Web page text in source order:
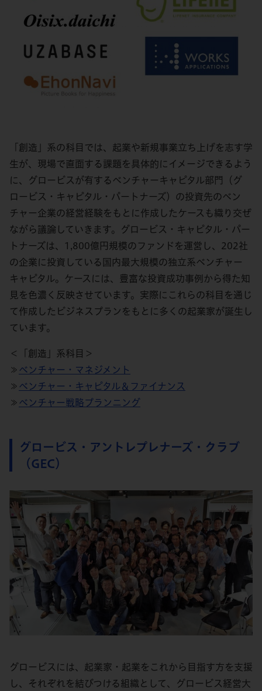
「創造」系の科目では、起業や新規事業立ち上げを志す学
生が、現場で直面する課題を具体的にイメージできるよう
に、グロービスが有するベンチャーキャピタル部門（グ
ロービス・キャピタル・パートナーズ）の投資先のベン
チャー企業の経営経験をもとに作成したケースも織り交ぜ
ながら議論していきます。グロービス・キャピタル・パー
トナーズは、1,800億円規模のファンドを運営し、202社
の企業に投資している国内最大規模の独立系ベンチャー
キャピタル。ケースには、豊富な投資成功事例から得た知
見を色濃く反映させています。実際にこれらの科目を通じ
て作成したビジネスプランをもとに多くの起業家が誕生し
ています。
＜「創造」系科目＞
≫ ベンチャー・マネジメント
≫ ベンチャー・キャピタル＆ファイナンス
≫ ベンチャー戦略プランニング
グロービス・アントレプレナーズ・クラブ
（GEC）
グロービスには、起業家・起業をこれから目指す方を支援
し、それぞれを結びつける組織として、グロービス経営大